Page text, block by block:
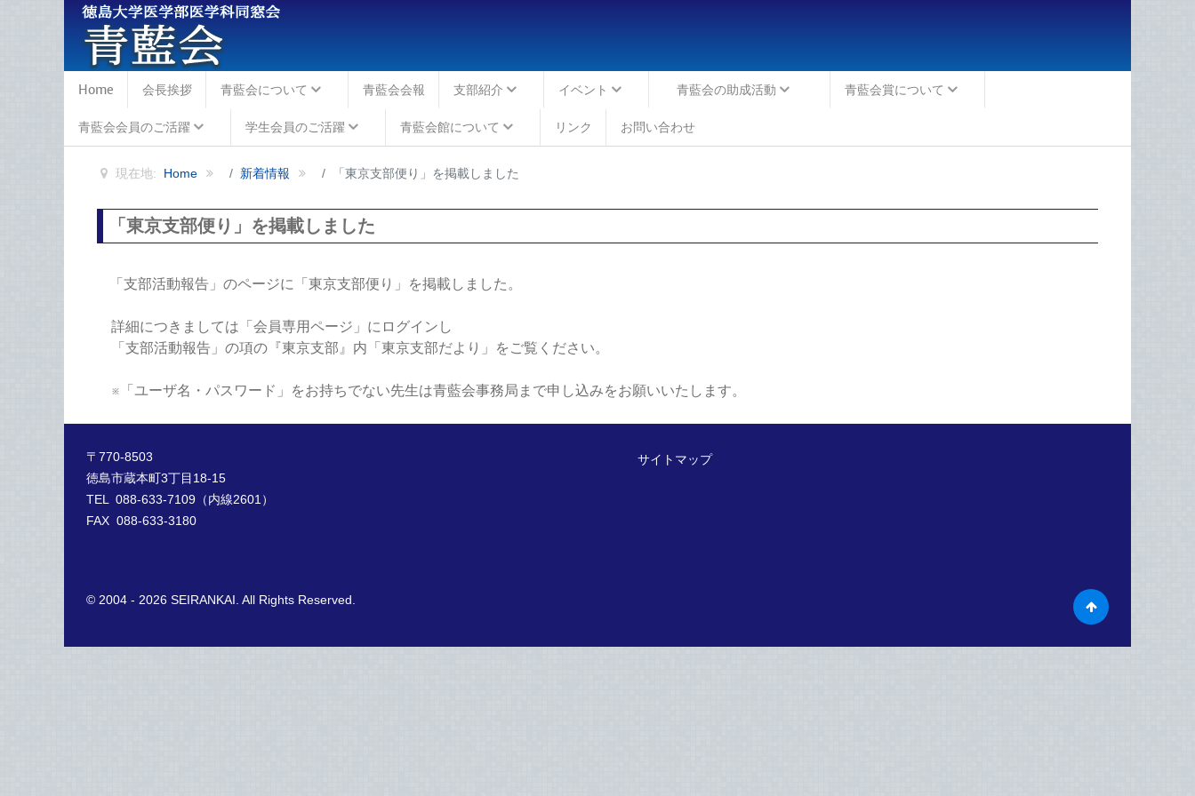
Home 会長挨拶 青藍会について 青藍会会報 支部紹介 イベント 青藍会の助成活動 青藍会賞について
青藍会会員のご活躍 学生会員のご活躍 青藍会館について リンク お問い合わせ
現在地: Home 新着情報 「東京支部便り」を掲載しました
「東京支部便り」を掲載しました
「支部活動報告」のページに「東京支部便り」を掲載しました。
詳細につきましては「会員専用ページ」にログインし
「支部活動報告」の項の『東京支部』内「東京支部だより」をご覧ください。
※「ユーザ名・パスワード」をお持ちでない先生は青藍会事務局まで申し込みをお願いいたします。
〒770-8503
徳島市蔵本町3丁目18-15
TEL 088-633-7109（内線2601）
FAX 088-633-3180
サイトマップ
© 2004 - 2026 SEIRANKAI. All Rights Reserved.